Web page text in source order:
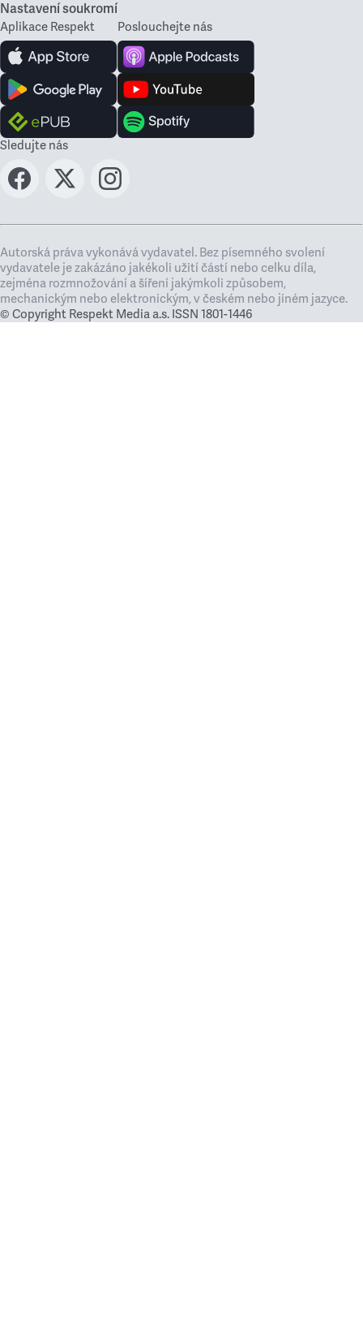
Nastavení soukromí
Aplikace Respekt Poslouchejte nás
Sledujte nás
Autorská práva vykonává vydavatel. Bez písemného svolení
vydavatele je zakázáno jakékoli užití částí nebo celku díla,
zejména rozmnožování a šíření jakýmkoli způsobem,
mechanickým nebo elektronickým, v českém nebo jiném jazyce.
© Copyright Respekt Media a.s. ISSN 1801-1446